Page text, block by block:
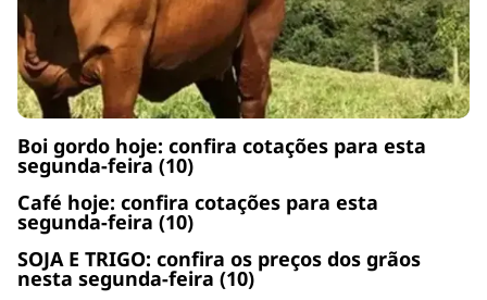
Boi gordo hoje: confira cotações para esta
segunda-feira (10)
Café hoje: confira cotações para esta
segunda-feira (10)
SOJA E TRIGO: confira os preços dos grãos
nesta segunda-feira (10)